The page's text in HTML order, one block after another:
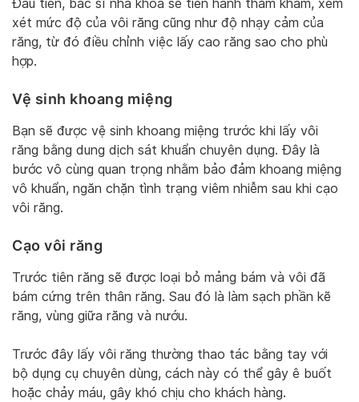
Đầu tiên, bác sĩ nha khoa sẽ tiến hành thăm khám, xem
xét mức độ của vôi răng cũng như độ nhạy cảm của
răng, từ đó điều chỉnh việc lấy cao răng sao cho phù
hợp.
Vệ sinh khoang miệng
Bạn sẽ được vệ sinh khoang miệng trước khi lấy vôi
răng bằng dung dịch sát khuẩn chuyên dụng. Đây là
bước vô cùng quan trọng nhằm bảo đảm khoang miệng
vô khuẩn, ngăn chặn tình trạng viêm nhiễm sau khi cạo
vôi răng.
Cạo vôi răng
Trước tiên răng sẽ được loại bỏ mảng bám và vôi đã
bám cứng trên thân răng. Sau đó là làm sạch phần kẽ
răng, vùng giữa răng và nướu.
Trước đây lấy vôi răng thường thao tác bằng tay với
bộ dụng cụ chuyên dùng, cách này có thể gây ê buốt
hoặc chảy máu, gây khó chịu cho khách hàng.